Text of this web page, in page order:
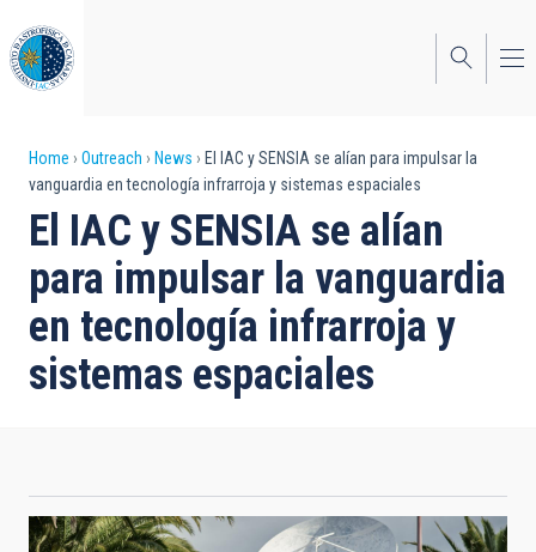
to
main
content
Breadcrumb
Home Outreach News
El IAC y SENSIA se alían para impulsar la
vanguardia en tecnología infrarroja y sistemas espaciales
El IAC y SENSIA se alían
para impulsar la vanguardia
en tecnología infrarroja y
sistemas espaciales